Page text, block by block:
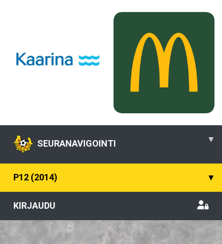
SEURANAVIGOINTI ▾
P12 (2014) ▾
KIRJAUDU